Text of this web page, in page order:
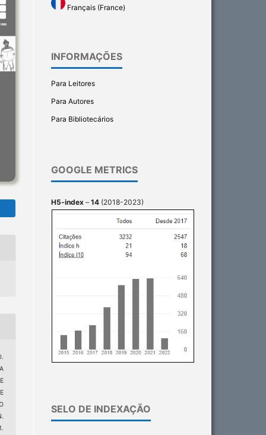
Français (France)
INFORMAÇÕES
Para Leitores
Para Autores
Para Bibliotecários
GOOGLE METRICS
H5-index – 14 (2018-2023)
SELO DE INDEXAÇÃO